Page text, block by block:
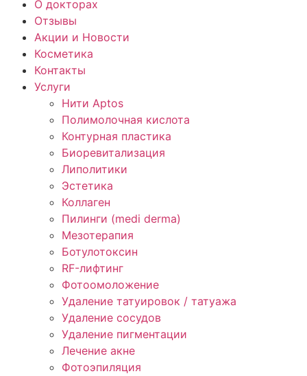
О докторах
Отзывы
Акции и Новости
Косметика
Контакты
Услуги
Нити Aptos
Полимолочная кислота
Контурная пластика
Биоревитализация
Липолитики
Эстетика
Коллаген
Пилинги (medi derma)
Мезотерапия
Ботулотоксин
RF-лифтинг
Фотоомоложение
Удаление татуировок / татуажа
Удаление сосудов
Удаление пигментации
Лечение акне
Фотоэпиляция